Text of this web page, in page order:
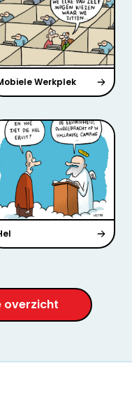
Werkplek
overzicht